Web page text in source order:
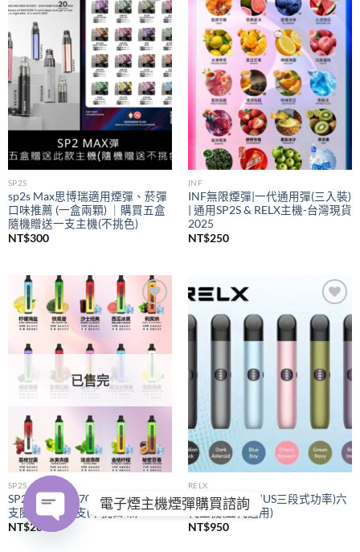
Add to
wishlist
SP2S
sp2s Max思博瑞適用煙彈、菸彈
口味推薦 (一盒兩顆) ｜購買五盒
隨機贈送一支主機(不挑色)
NT$300
Add to
wishlist
INF
INF無限煙彈|一代通用彈(三入裝)
| 通用SP2S & RELX主機-台灣現貨
2025
NT$250
Add to
wishlist
已售完
SP2S
SP2S拋棄式
7000口｜購買五
支隨機贈送一支(不挑口味)
NT$280
Add to
wishlist
RELX
RELX悅刻
(PIUS三段式功率)六
代主機(五代通用)
NT$950
電子煙主機煙彈購買諮詢